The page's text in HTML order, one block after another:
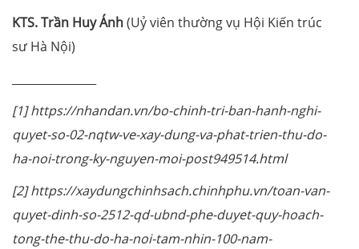
KTS. Trần Huy Ánh(Uỷ viên thường vụ Hội Kiến trúc
sư Hà Nội)
[1] https://nhandan.vn/bo-chinh-tri-ban-hanh-nghi-
quyet-so-02-nqtw-ve-xay-dung-va-phat-trien-thu-do-
ha-noi-trong-ky-nguyen-moi-post949514.html
[2] https://xaydungchinhsach.chinhphu.vn/toan-van-
quyet-dinh-so-2512-qd-ubnd-phe-duyet-quy-hoach-
tong-the-thu-do-ha-noi-tam-nhin-100-nam-